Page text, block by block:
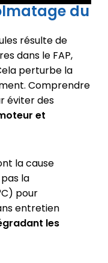
du
résulte de
dans le FAP,
perturbe la
Comprendre
éviter des
et
la cause
la
pour
entretien
les